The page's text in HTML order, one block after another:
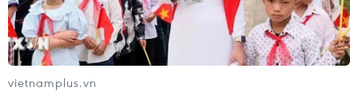
vietnamplus.vn